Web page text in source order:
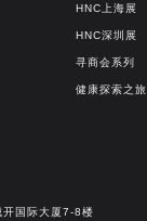
HNC上海展
HNC深圳展
寻商会系列
健康探索之旅
开国际大厦7-8楼